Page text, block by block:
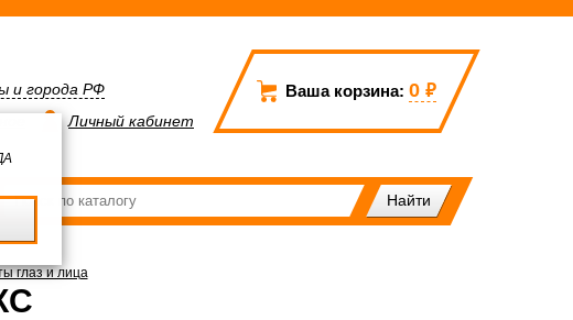
Ваша корзина: 0 ₽
и города РФ
Личный кабинет
глаз и лица